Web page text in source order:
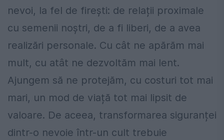
nevoi, la fel de firești: de relații proximale
cu semenii noștri, de a fi liberi, de a avea
realizări personale. Cu cât ne apărăm mai
mult, cu atât ne dezvoltăm mai lent.
Ajungem să ne protejăm, cu costuri tot mai
mari, un mod de viață tot mai lipsit de
valoare. De aceea, transformarea siguranței
dintr-o nevoie într-un cult trebuie